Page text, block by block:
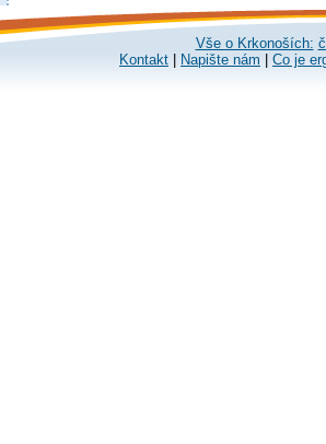
Vše o Krkonoších:
Kontakt
Napište nám Co je